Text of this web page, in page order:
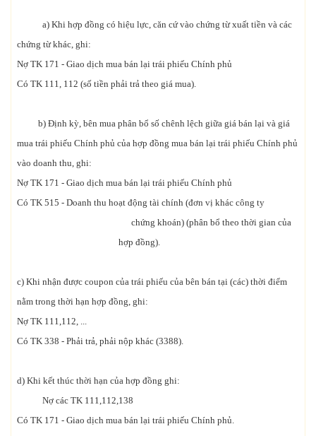
a) Khi hợp đồng có hiệu lực, căn cứ vào chứng từ xuất tiền và các
chứng từ khác, ghi:
Nợ TK 171 - Giao dịch mua bán lại trái phiếu Chính phủ
Có TK 111, 112 (số tiền phải trả theo giá mua).
b) Định kỳ, bên mua phân bổ số chênh lệch giữa giá bán lại và giá
mua trái phiếu Chính phủ của hợp đồng mua bán lại trái phiếu Chính phủ
vào doanh thu, ghi:
Nợ TK 171 - Giao dịch mua bán lại trái phiếu Chính phủ
Có TK 515 - Doanh thu hoạt động tài chính (đơn vị khác công ty
chứng khoán) (phân bổ theo thời gian của
hợp đồng).
c) Khi nhận được coupon của trái phiếu của bên bán tại (các) thời điểm
nằm trong thời hạn hợp đồng, ghi:
Nợ TK 111,112, ...
Có TK 338 - Phải trả, phải nộp khác (3388).
d) Khi kết thúc thời hạn của hợp đồng ghi:
Nợ các TK 111,112,138
Có TK 171 - Giao dịch mua bán lại trái phiếu Chính phủ.